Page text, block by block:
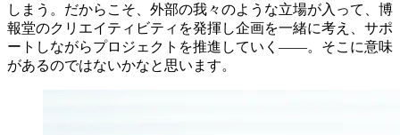
しまう。だからこそ、外部の我々のような立場が入って、博
報堂のクリエイティビティを発揮し企画を一緒に考え、サポ
ートしながらプロジェクトを推進していく――。そこに意味
があるのではないかなと思います。